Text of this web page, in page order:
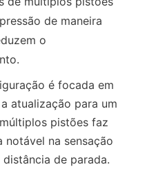
de maneira
o
é focada em
atualização para um
pistões faz
notável na sensação
de parada.